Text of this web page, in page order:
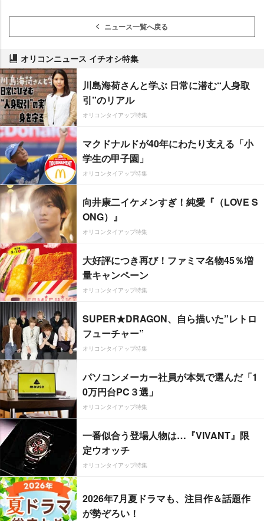
ニュース一覧へ戻る
オリコンニュース イチオシ特集
川島海荷さんと学ぶ 日常に潜む“人身取
引”のリアル
オリコンタイアップ特集
マクドナルドが40年にわたり支える「小
学生の甲子園」
オリコンタイアップ特集
向井康二イケメンすぎ！純愛『（LOVE S
ONG）』
オリコンタイアップ特集
大好評につき再び！ファミマ名物45％増
量キャンペーン
オリコンタイアップ特集
SUPER★DRAGON、自ら描いた”レトロ
フューチャー”
オリコンタイアップ特集
パソコンメーカー社員が本気で選んだ「1
0万円台PC３選」
オリコンタイアップ特集
一番似合う登場人物は…『VIVANT』限
定ウオッチ
オリコンタイアップ特集
2026年7月夏ドラマも、注目作＆話題作
が勢ぞろい！